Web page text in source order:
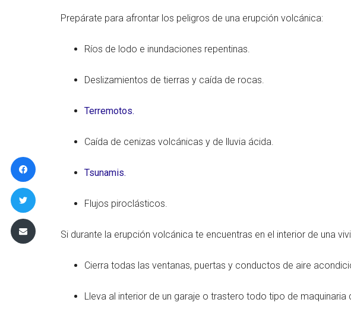
Prepárate para afrontar los peligros de una erupción volcánica:
Ríos de lodo e inundaciones repentinas.
Deslizamientos de tierras y caída de rocas.
Terremotos.
Caída de cenizas volcánicas y de lluvia ácida.
Tsunamis.
Flujos piroclásticos.
Si durante la erupción volcánica te encuentras en el interior de una
Cierra todas las ventanas, puertas y conductos de aire
Lleva al interior de un garaje o trastero todo tipo de maquinaria